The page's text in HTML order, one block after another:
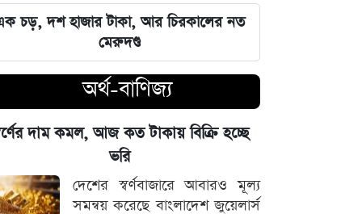
২০২৩ সালের ইসরায়েলি হামলার ক্ষত:
আড়াই বছর পর উদ্ধার ৪০ শিশুর
দেহাবশেষ
জুলাই শহীদদের কবর বাঁধানোর বরাদ্দও
মেরে খেয়েছে অন্তর্বর্তী সরকার: ইশরাক
হোসেন
শেয়ারবাজারে আর্থিক কেলেঙ্কারির তদন্তের
চড়, দশ হাজার টাকা, আর চিরকালের নত
মেরুদণ্ড
অর্থ-বাণিজ্য
দাম কমল, আজ কত টাকায় বিক্রি হচ্ছে
ভরি
দেশের স্বর্ণবাজারে আবারও মূল্য
সমন্বয় করেছে বাংলাদেশ জুয়েলার্স